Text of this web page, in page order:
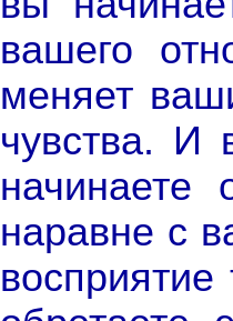
вашего
меняет
чувства. И
начинаете
наравне с